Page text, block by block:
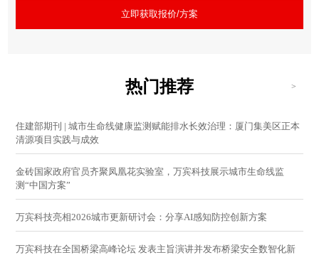
立即获取报价/方案
热门推荐 >
住建部期刊 | 城市生命线健康监测赋能排水长效治理：厦门集美区正本
清源项目实践与成效
金砖国家政府官员齐聚凤凰花实验室，万宾科技展示城市生命线监
测“中国方案”
万宾科技亮相2026城市更新研讨会：分享AI感知防控创新方案
万宾科技在全国桥梁高峰论坛 发表主旨演讲并发布桥梁安全数智化新